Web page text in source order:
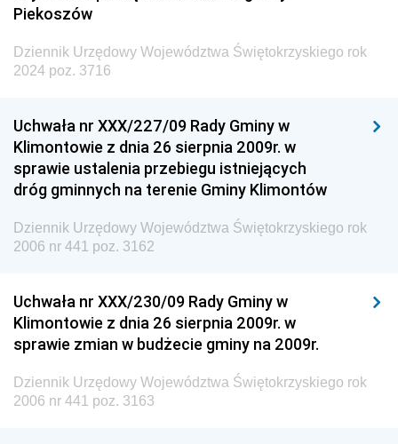
Piekoszów
Dziennik Urzędowy Województwa Świętokrzyskiego rok
2024 poz. 3716
Uchwała nr XXX/227/09 Rady Gminy w
Klimontowie z dnia 26 sierpnia 2009r. w
sprawie ustalenia przebiegu istniejących
dróg gminnych na terenie Gminy Klimontów
Dziennik Urzędowy Województwa Świętokrzyskiego rok
2006 nr 441 poz. 3162
Uchwała nr XXX/230/09 Rady Gminy w
Klimontowie z dnia 26 sierpnia 2009r. w
sprawie zmian w budżecie gminy na 2009r.
Dziennik Urzędowy Województwa Świętokrzyskiego rok
2006 nr 441 poz. 3163